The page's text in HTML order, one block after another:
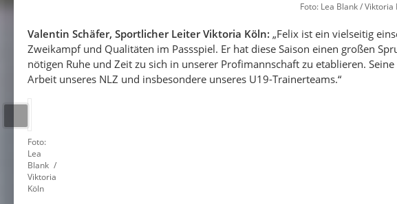
Foto: Lea Blank / Viktoria
Valentin Schäfer, Sportlicher Leiter Viktoria Köln: „Felix ist ein vielseitig
Zweikampf und Qualitäten im Passspiel. Er hat diese Saison einen großen
nötigen Ruhe und Zeit zu sich in unserer Profimannschaft zu etablieren.
Arbeit unseres NLZ und insbesondere unseres U19-Trainerteams.“
Foto:
Lea
Blank /
Viktoria
Köln